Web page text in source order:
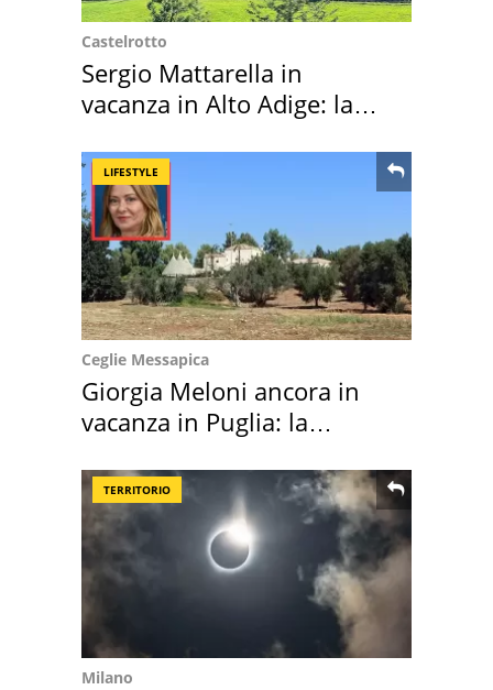
Castelrotto
Sergio Mattarella in
vacanza in Alto Adige: la
LIFESTYLE
Ceglie Messapica
Giorgia Meloni ancora in
vacanza in Puglia: la
TERRITORIO
Milano